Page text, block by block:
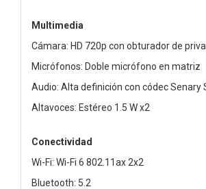
Multimedia
Cámara: HD 720p con obturador de
Micrófonos: Doble micrófono en matriz
Audio: Alta definición con códec Senary
Altavoces: Estéreo 1.5 W x2
Conectividad
Wi-Fi: Wi-Fi 6 802.11ax 2x2
Bluetooth: 5.2